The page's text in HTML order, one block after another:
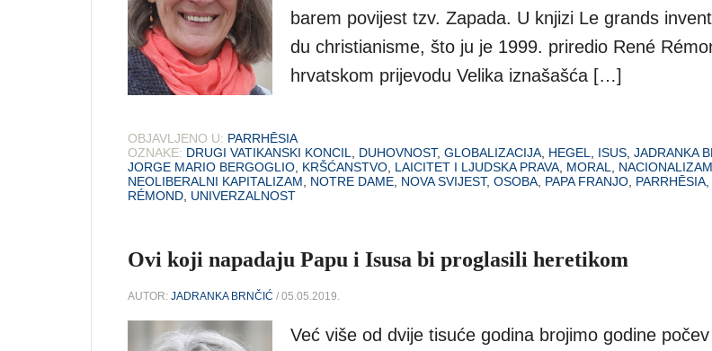
barem povijest tzv. Zapada. U knjizi Le grands
du christianisme, što ju je 1999. priredio René
hrvatskom prijevodu Velika iznašašća […]
OBJAVLJENO U: PARRHĒSIA
OZNAKE: DRUGI VATIKANSKI KONCIL, DUHOVNOST, GLOBALIZACIJA, HEGEL, ISUS, JADRANKA
JORGE MARIO BERGOGLIO, KRŠĆANSTVO, LAICITET I LJUDSKA PRAVA, MORAL, NACIONALIZAM
NEOLIBERALNI KAPITALIZAM, NOTRE DAME, NOVA SVIJEST, OSOBA, PAPA FRANJO, PARRHĒSIA,
RÉMOND, UNIVERZALNOST
Ovi koji napadaju Papu i Isusa bi proglasili heretikom
AUTOR: JADRANKA BRNČIĆ / 05.05.2019.
Već više od dvije tisuće godina brojimo godine počev